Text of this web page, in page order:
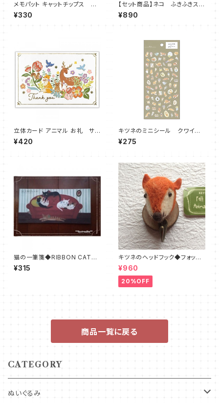
メモパット キャットチップス メ
モ帳 猫とバラ ネコ 吉沢美雪
¥330
【セット商品】ネコ ふきふきスト
ラップ☆茶猫＆白猫
¥890
立体カード アニマル お礼 サン
キューカード Thank You
¥420
キツネのミニシール クワイエ
ットライフミニステッカー フォッ
クス
¥275
猫の一筆箋◆RIBBON CAT
赤いソファー ネコ
¥315
キツネのヘッドフック◆フォック
ス フエルト
¥960
20%OFF
商品一覧に戻る
CATEGORY
ぬいぐるみ